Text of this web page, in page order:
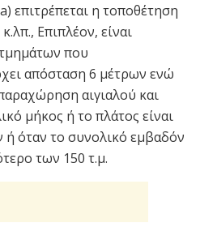
επιτρέπεται η τοποθέτηση
Επιπλέον, είναι
που
απόσταση 6 μέτρων ενώ
αιγιαλού και
μήκος ή το πλάτος είναι
όταν το συνολικό εμβαδόν
των 150 τ.μ.